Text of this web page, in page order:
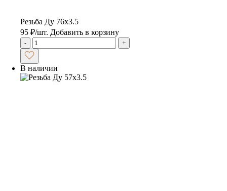
Резьба Ду 76х3.5
95 ₽/шт. Добавить в корзину
- +
В наличии